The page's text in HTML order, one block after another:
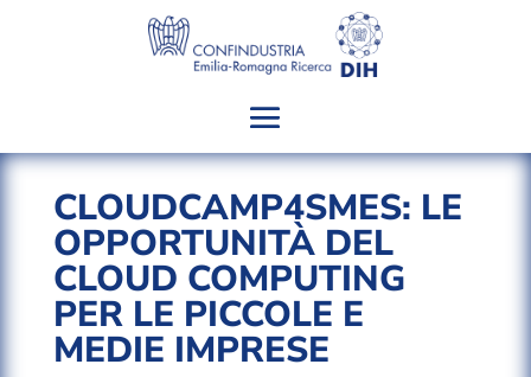
CLOUDCAMP4SMES: LE
OPPORTUNITÀ DEL
CLOUD COMPUTING
PER LE PICCOLE E
MEDIE IMPRESE